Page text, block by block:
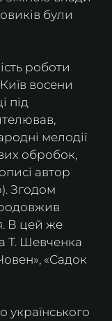
були
роботи
восени
під
мелодії
обробок,
автор
Згодом
В цей же
Т. Шевченка
«Садок
українського